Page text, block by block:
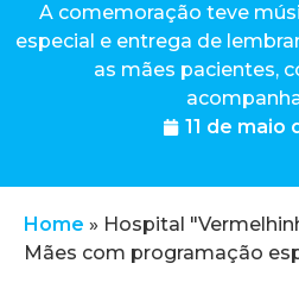
A comemoração teve
especial e entrega de
as mães pacientes,
11 de maio
Home » Hospital
Mães com programação